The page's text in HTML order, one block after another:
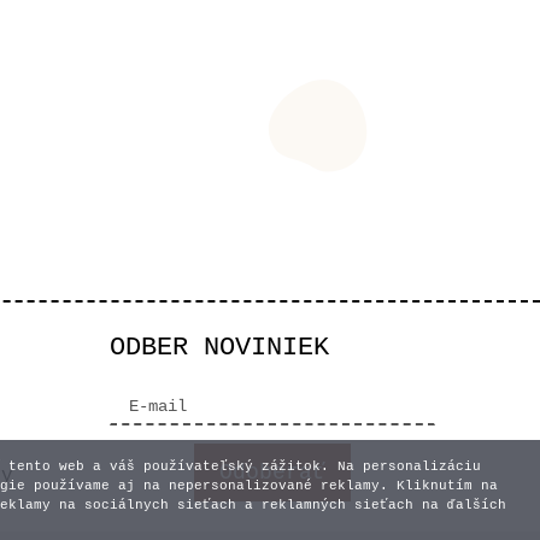
ODBER NOVINIEK
tento web a váš používateľský zážitok. Na personalizáciu
používame aj na nepersonalizované reklamy. Kliknutím na
na sociálnych sieťach a reklamných sieťach na ďalších